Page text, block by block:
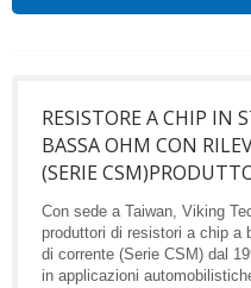
RESISTORE A CHIP IN
BASSA OHM CON
(SERIE
Con sede a Taiwan, Viking
produttori di resistori a chip a
di corrente (Serie CSM) dal
in applicazioni